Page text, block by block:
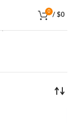
0
/ $0